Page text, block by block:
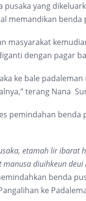
pusaka yang
memandikan
masyarakat
dengan pagar
ke bale
terang Nana
pemindahan
etamah lir
diuihkeun deui
benda
ke